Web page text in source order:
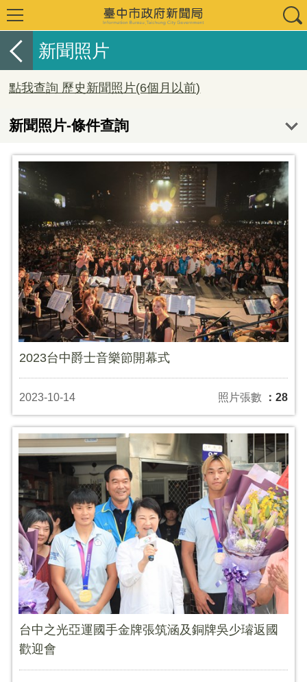
新聞照片
點我查詢 歷史新聞照片(6個月以前)
新聞照片-條件查詢
2023台中爵士音樂節開幕式
2023-10-14 照片張數 ：28
台中之光亞運國手金牌張筑涵及銅牌吳少璿返國
歡迎會